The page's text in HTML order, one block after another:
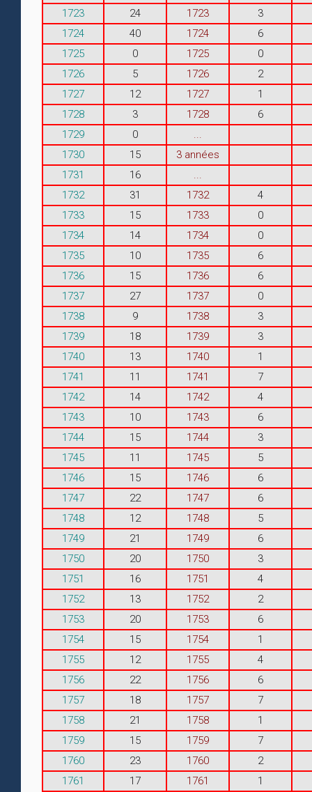
1723
24 1723
3
1724
40 1724
6
1725
0 1725
0
1726
5 1726
2
1727
12 1727
1
1728
3 1728
6
1729
0
1730
15
3 années
1731
16
1732
31 1732
4
1733
15 1733
0
1734
14 1734
0
1735
10 1735
6
1736
15 1736
6
1737
27 1737
0
1738
9 1738
3
1739
18 1739
3
1740
13 1740
1
1741
11 1741
7
1742
14 1742
4
1743
10 1743
6
1744
15 1744
3
1745
11 1745
5
1746
15 1746
6
1747
22 1747
6
1748
12 1748
5
1749
21 1749
6
1750
20 1750
3
1751
16 1751
4
1752
13 1752
2
1753
20 1753
6
1754
15 1754
1
1755
12 1755
4
1756
22 1756
6
1757
18 1757
7
1758
21 1758
1
1759
15 1759
7
1760
23 1760
2
1761
17 1761
1